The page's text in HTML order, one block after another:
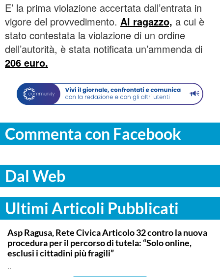
E’ la prima violazione accertata dall’entrata in
vigore del provvedimento. Al ragazzo, a cui è
stato contestata la violazione di un ordine
dell’autorità, è stata notificata un’ammenda di
206 euro.
Commenta con Facebook
Dal Web
Ultimi Articoli Pubblicati
COMMUNITY
Asp Ragusa, Rete Civica Articolo 32 contro la nuova
procedura per il percorso di tutela: “Solo online,
esclusi i cittadini più fragili”
..